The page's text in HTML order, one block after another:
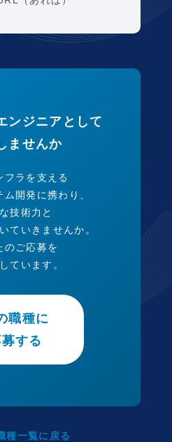
ンジニアとして
ませんか
フラを支える
開発に携わり、
技術力と
ていきませんか。
のご応募を
ています。
職種に
する
種一覧に戻る